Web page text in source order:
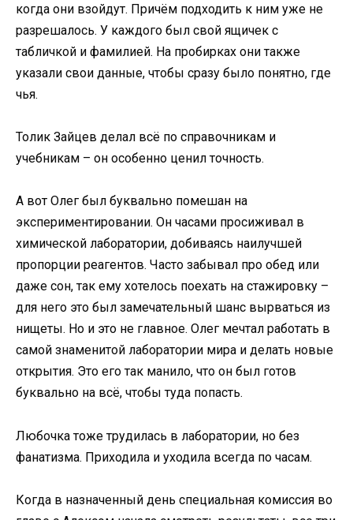
когда они взойдут. Причём подходить к ним уже не
разрешалось. У каждого был свой ящичек с
табличкой и фамилией. На пробирках они также
указали свои данные, чтобы сразу было понятно, где
чья.
Толик Зайцев делал всё по справочникам и
учебникам – он особенно ценил точность.
А вот Олег был буквально помешан на
экспериментировании. Он часами просиживал в
химической лаборатории, добиваясь наилучшей
пропорции реагентов. Часто забывал про обед или
даже сон, так ему хотелось поехать на стажировку –
для него это был замечательный шанс вырваться из
нищеты. Но и это не главное. Олег мечтал работать в
самой знаменитой лаборатории мира и делать новые
открытия. Это его так манило, что он был готов
буквально на всё, чтобы туда попасть.
Любочка тоже трудилась в лаборатории, но без
фанатизма. Приходила и уходила всегда по часам.
Когда в назначенный день специальная комиссия во